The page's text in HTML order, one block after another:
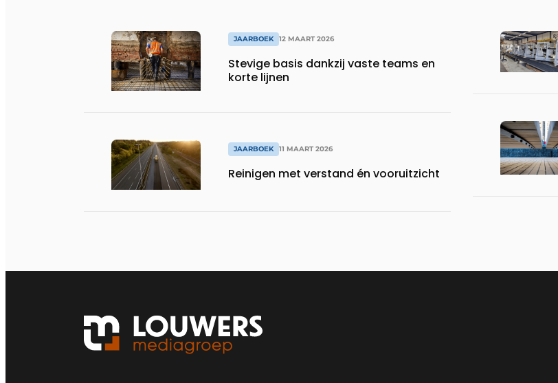
JAARBOEK 12 MAART 2026
Stevige basis dankzij vaste teams en
korte lijnen
JAARBOEK 11 MAART 2026
Reinigen met verstand én vooruitzicht